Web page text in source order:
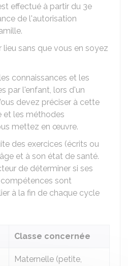
effectué à partir du 3e
de l'autorisation
sans que vous en soyez
connaissances et les
par l'enfant, lors d'un
devez préciser à cette
et les méthodes
mettez en œuvre.
des exercices (écrits ou
et à son état de santé.
de déterminer si ses
sont
à la fin de chaque cycle
Classe concernée
Maternelle (petite,